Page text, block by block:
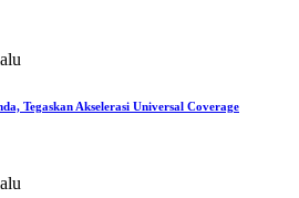
Tegaskan Akselerasi Universal Coverage